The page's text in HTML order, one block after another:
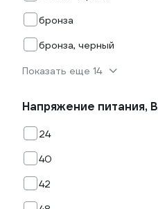
бронза
бронза, черный
Показать еще 14
Напряжение питания, В
24
40
42